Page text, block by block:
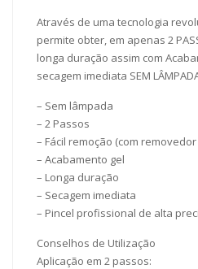
Através de uma tecnologia
permite obter, em apenas 2
longa duração assim com
secagem imediata SEM
– Sem lâmpada
– 2 Passos
– Fácil remoção (com
– Acabamento gel
– Longa duração
– Secagem imediata
– Pincel profissional de alta
Conselhos de Utilização
Aplicação em 2 passos: